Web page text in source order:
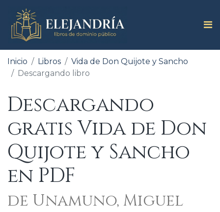
Inicio Libros
Vida de Don Quijote y Sancho
Descargando libro
Descargando
gratis Vida de Don
Quijote y Sancho
en PDF
de Unamuno, Miguel